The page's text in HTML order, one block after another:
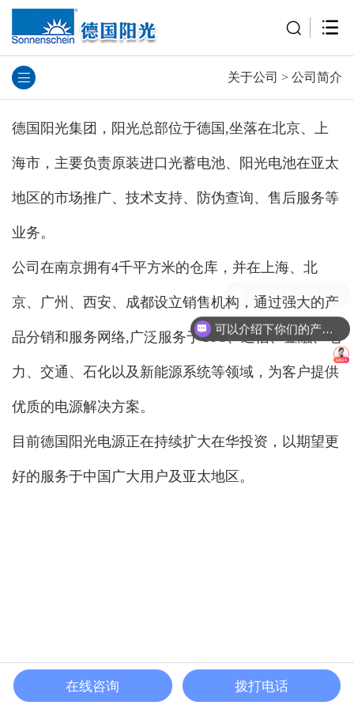
关于公司 > 公司简介
德国阳光集团， 阳光总部位于德国,坐落在北京、上
海市，主要负责原装进口光蓄电池、阳光电池在亚太
地区的市场推广、技术支持、防伪查询、售后服务等
业务。
公司在南京拥有4千平方米的仓库，并在上海、北
京、广州、西安、成都设立销售机构，通过强大的产
品分销和服务网络,广泛服务于UPS、通信、金融、电
力、交通、石化以及新能源系统等领域，为客户提供
优质的电源解决方案。
目前德国阳光电源正在持续扩大在华投资，以期望更
好的服务于中国广大用户及亚太地区。
首页 联系
可以介绍下你们的产品么
现在有优惠活动吗
在线咨询 拨打电话